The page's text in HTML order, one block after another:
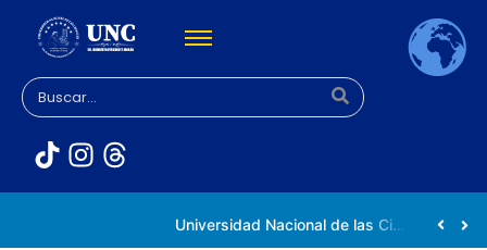
Universidad Nacional de las Ciencias impulsa vocaciones científicas en la Expoferia de Oportunidades de Estudio 2026